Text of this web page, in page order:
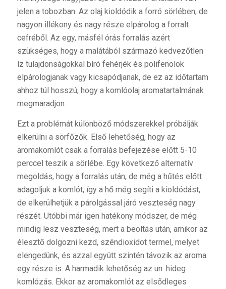
jelen a tobozban. Az olaj kioldódik a forró sörlében, de
nagyon illékony és nagy része elpárolog a forralt
cefréből. Az egy, másfél órás forralás azért
szükséges, hogy a malátából származó kedvezőtlen
íz tulajdonságokkal bíró fehérjék és polifenolok
elpárologjanak vagy kicsapódjanak, de ez az időtartam
ahhoz túl hosszú, hogy a komlóolaj aromatartalmának
megmaradjon.
Ezt a problémát különböző módszerekkel próbálják
elkerülni a sörfőzők. Első lehetőség, hogy az
aromakomlót csak a forralás befejezése előtt 5-10
perccel teszik a sörlébe. Egy következő alternatív
megoldás, hogy a forralás után, de még a hűtés előtt
adagoljuk a komlót, így a hő még segíti a kioldódást,
de elkerülhetjük a párolgással járó veszteség nagy
részét. Utóbbi már igen hatékony módszer, de még
mindig lesz veszteség, mert a beoltás után, amikor az
élesztő dolgozni kezd, széndioxidot termel, melyet
elengedünk, és azzal együtt szintén távozik az aroma
egy része is. A harmadik lehetőség az un. hideg
komlózás. Ekkor az aromakomlót az elsődleges